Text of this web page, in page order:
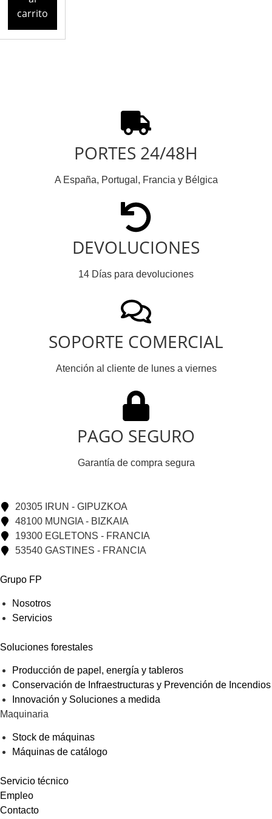
carrito
PORTES 24/48H
A España, Portugal, Francia y Bélgica
DEVOLUCIONES
14 Días para devoluciones
SOPORTE COMERCIAL
Atención al cliente de lunes a viernes
PAGO SEGURO
Garantía de compra segura
20305 IRUN - GIPUZKOA
48100 MUNGIA - BIZKAIA
19300 EGLETONS - FRANCIA
53540 GASTINES - FRANCIA
Grupo FP
Nosotros
Servicios
Soluciones forestales
Producción de papel, energía y tableros
Conservación de Infraestructuras y Prevención de Incendios
Innovación y Soluciones a medida
Maquinaria
Stock de máquinas
Máquinas de catálogo
Servicio técnico
Empleo
Contacto